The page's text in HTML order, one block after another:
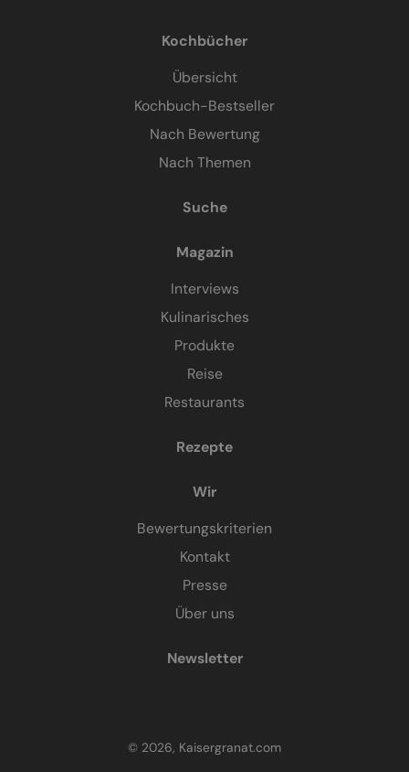
Kochbücher
Übersicht
Kochbuch-Bestseller
Nach Bewertung
Nach Themen
Suche
Magazin
Interviews
Kulinarisches
Produkte
Reise
Restaurants
Rezepte
Wir
Bewertungskriterien
Kontakt
Presse
Über uns
Newsletter
© 2026, Kaisergranat.com